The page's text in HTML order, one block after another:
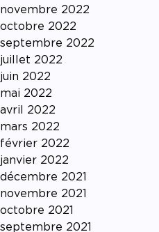
novembre 2022
octobre 2022
septembre 2022
juillet 2022
juin 2022
mai 2022
avril 2022
mars 2022
février 2022
janvier 2022
décembre 2021
novembre 2021
octobre 2021
septembre 2021